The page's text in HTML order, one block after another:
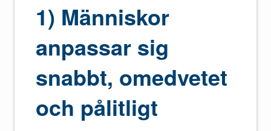
1) Människor
anpassar sig
snabbt, omedvetet
och pålitligt